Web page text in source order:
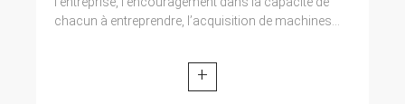
chacun à entreprendre, l’acquisition de machines...
+